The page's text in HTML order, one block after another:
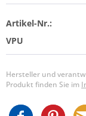
Artikel-Nr.:
VPU
Hersteller und
Produkt finden Sie im